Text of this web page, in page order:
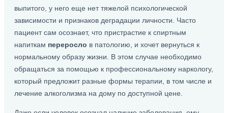
выпитого, у него еще нет тяжелой психологической
зависимости и признаков деградации личности. Часто
пациент сам осознает, что пристрастие к спиртным
напиткам переросло в патологию, и хочет вернуться к
нормальному образу жизни. В этом случае необходимо
обращаться за помощью к профессиональному наркологу,
который предложит разные формы терапии, в том числе и
лечение алкоголизма на дому по доступной цене.